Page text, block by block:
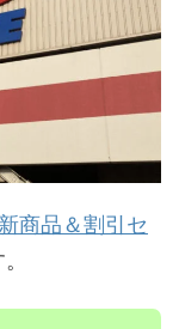
商品＆割引セ